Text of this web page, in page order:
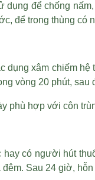
để chống
để trong thùng có
dụng xâm chiếm
vòng 20 phút,
phù hợp với côn
có người hút
Sau 24 giờ,